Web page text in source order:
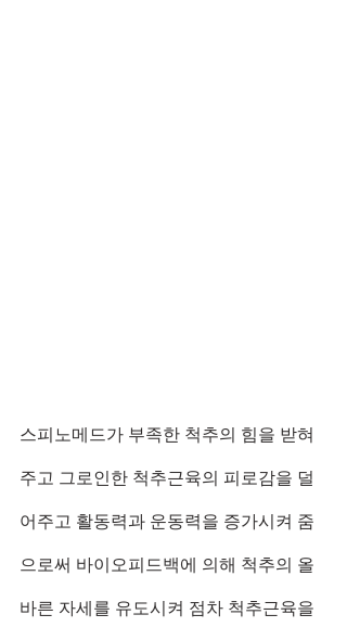
스피노메드가 부족한 척추의 힘을 받혀
주고 그로인한 척추근육의 피로감을 덜
어주고 활동력과 운동력을 증가시켜 줌
으로써 바이오피드백에 의해 척추의 올
바른 자세를 유도시켜 점차 척추근육을